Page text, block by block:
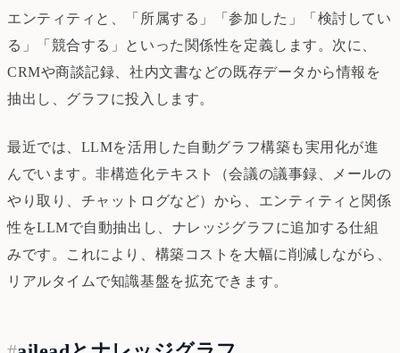
エンティティと、「所属する」「参加した」「検討してい
る」「競合する」といった関係性を定義します。次に、
CRMや商談記録、社内文書などの既存データから情報を
抽出し、グラフに投入します。
最近では、LLMを活用した自動グラフ構築も実用化が進
んでいます。非構造化テキスト（会議の議事録、メールの
やり取り、チャットログなど）から、エンティティと関係
性をLLMで自動抽出し、ナレッジグラフに追加する仕組
みです。これにより、構築コストを大幅に削減しながら、
リアルタイムで知識基盤を拡充できます。